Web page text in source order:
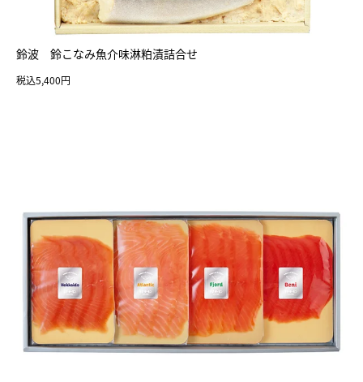
鈴波 鈴こなみ魚介味淋粕漬詰合せ
税込5,400円